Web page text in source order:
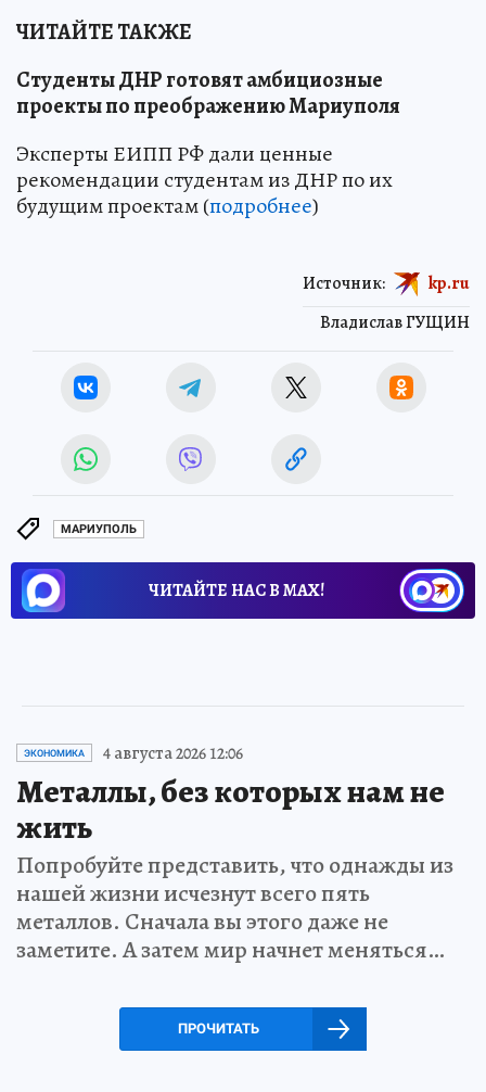
ЧИТАЙТЕ ТАКЖЕ
Студенты ДНР готовят амбициозные
проекты по преображению Мариуполя
Эксперты ЕИПП РФ дали ценные
рекомендации студентам из ДНР по их
будущим проектам (подробнее)
Владислав ГУЩИН
Источник: kp.ru
МАРИУПОЛЬ
ЧИТАЙТЕ НАС В МАХ!
ЭКОНОМИКА 4 августа 2026 12:06
Металлы, без которых нам не
жить
Попробуйте представить, что однажды из
нашей жизни исчезнут всего пять
металлов. Сначала вы этого даже не
заметите. А затем мир начнет меняться…
ПРОЧИТАТЬ